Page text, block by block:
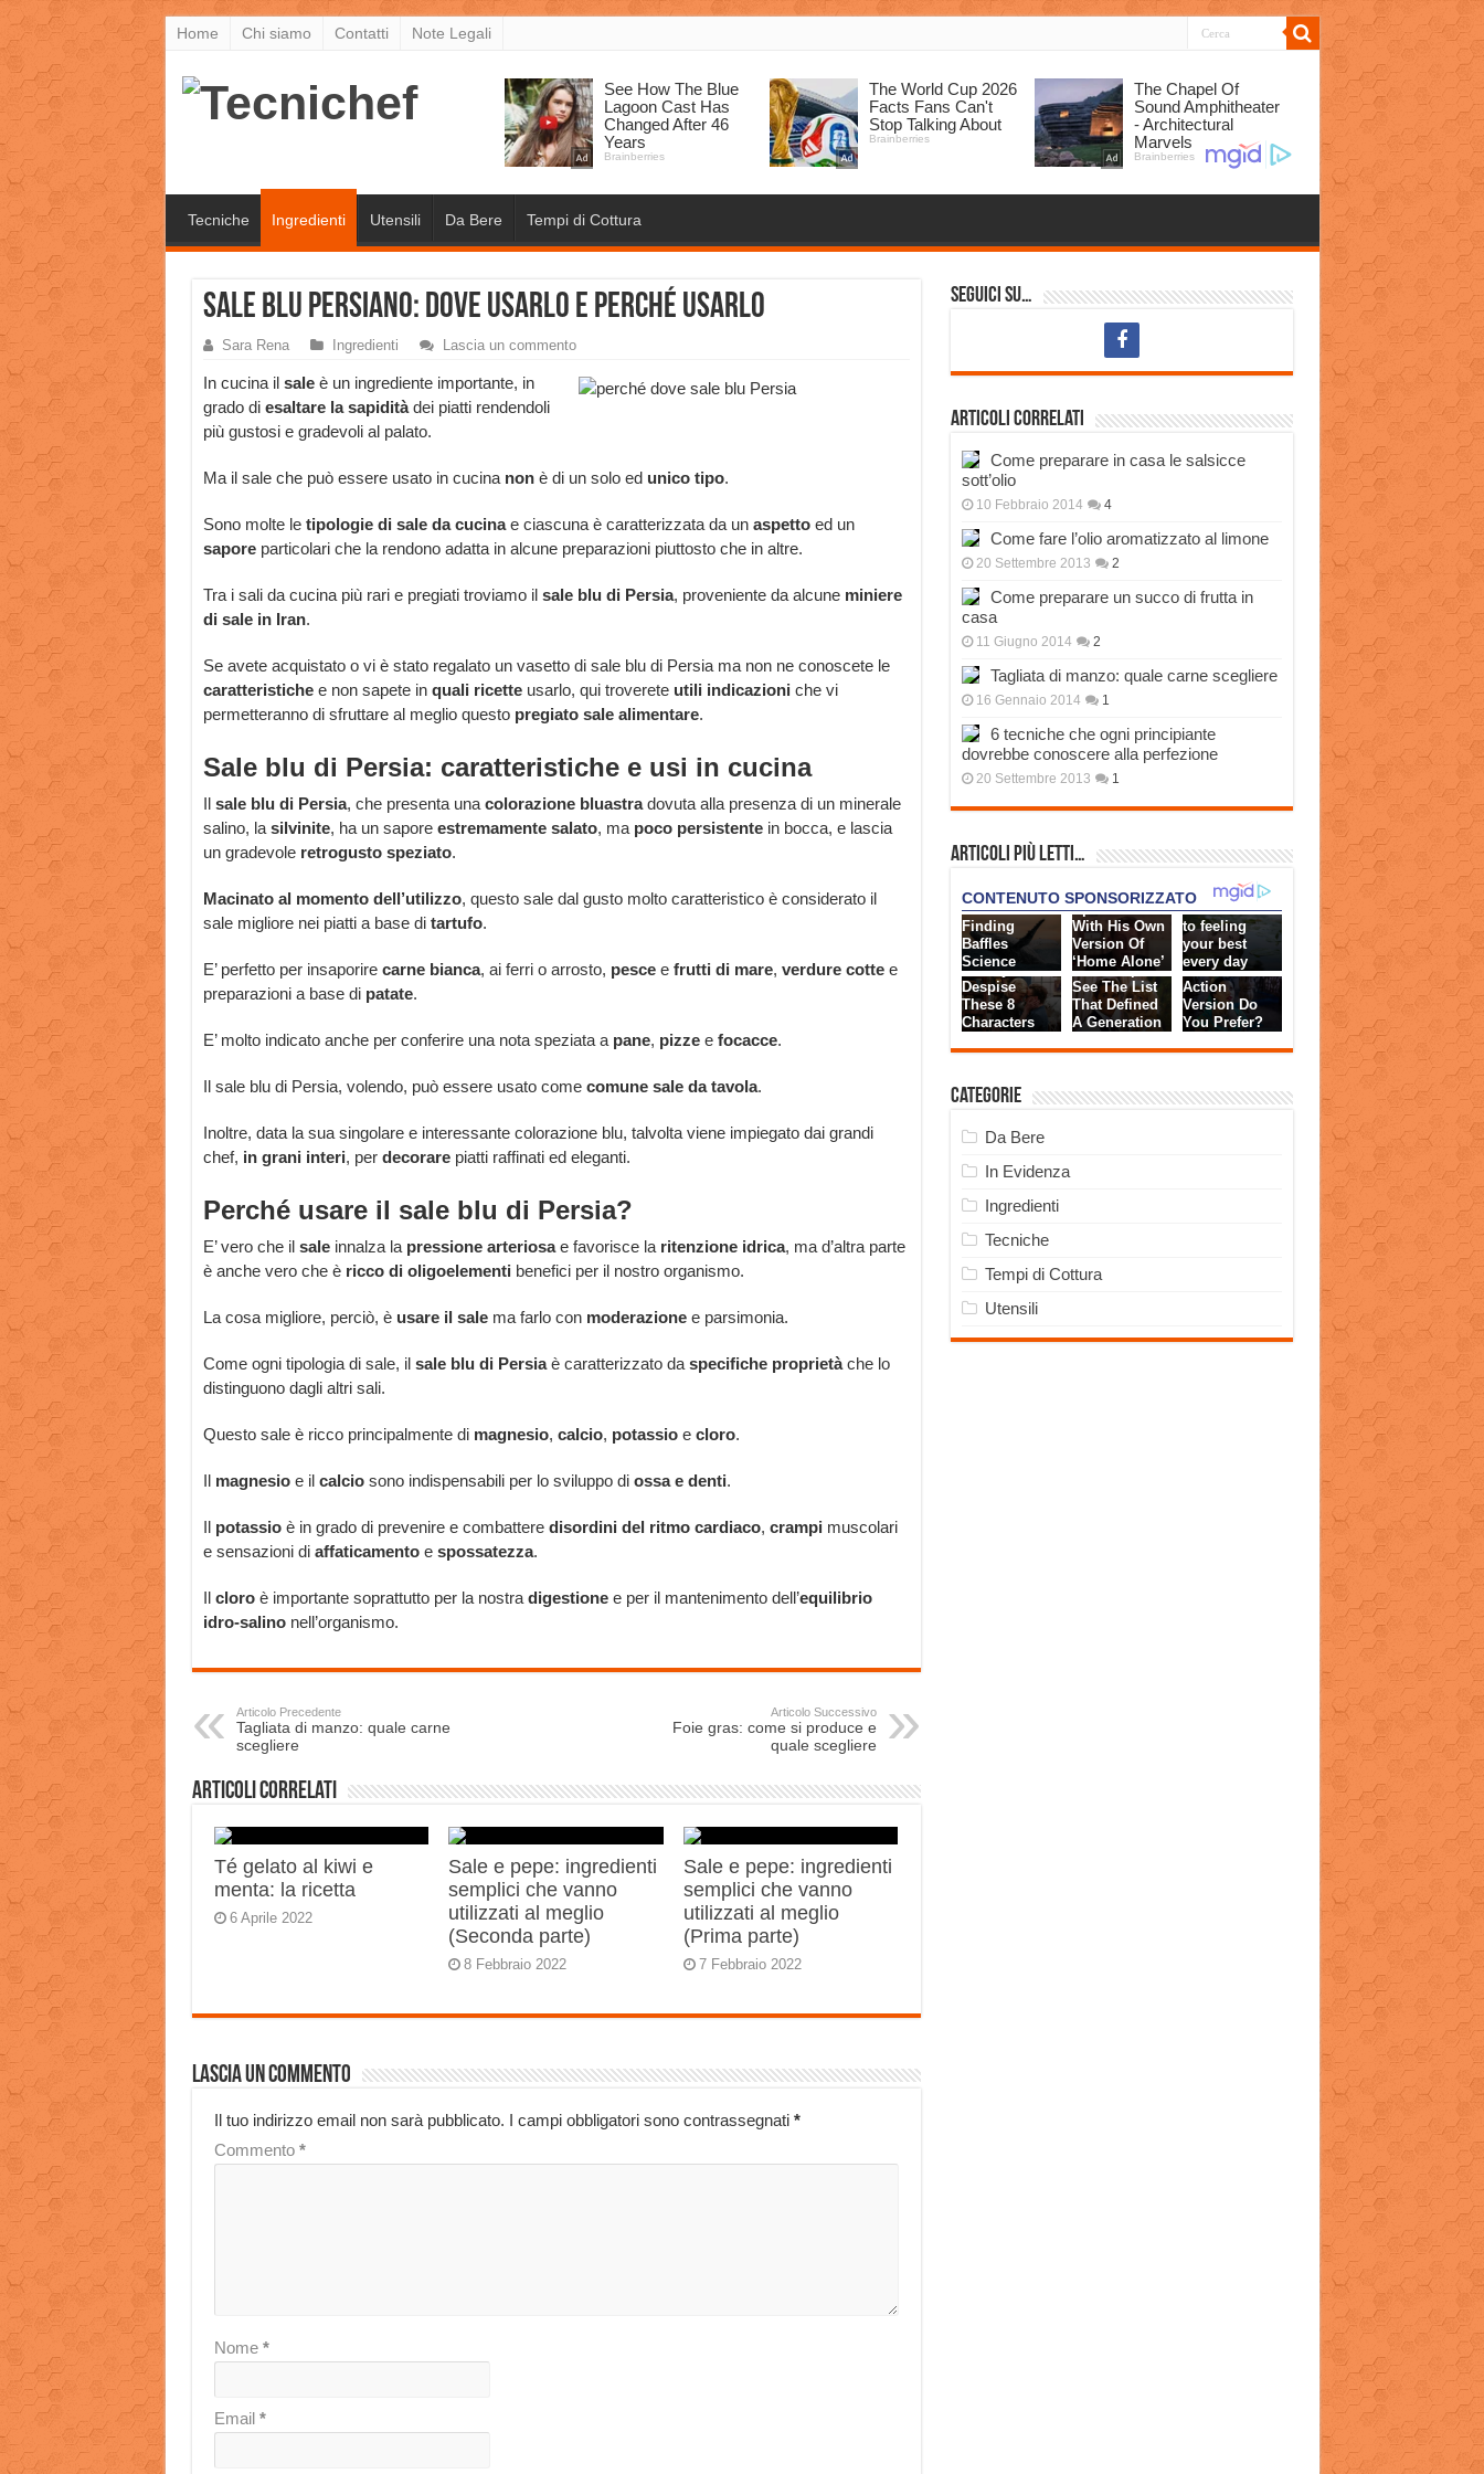
Home Chi siamo Contatti Note Legali
Tecniche Ingredienti Utensili Da Bere Tempi di Cottura
Sale blu persiano: dove usarlo e perché usarlo
Sara Rena Ingredienti Lascia un commento
In cucina il saleè un ingrediente importante, in
grado diesaltare la sapiditàdei piatti rendendoli
più gustosi e gradevoli al palato.
Ma il sale che può essere usato in cucina nonè di un solo edunico tipo.
Sono molte le tipologie di sale da cucinae ciascuna è caratterizzata da unaspettoed un
saporeparticolari che la rendono adatta in alcune preparazioni piuttosto che in altre.
Tra i sali da cucina più rari e pregiati troviamo ilsale blu di Persia, proveniente da alcuneminiere
di sale in Iran.
Se avete acquistato o vi è stato regalato un vasetto di sale blu di Persia ma non ne conoscete le
caratteristichee non sapete in quali ricetteusarlo, qui troverete utili indicazioni che vi
permetteranno di sfruttare al meglio questo pregiato sale alimentare.
Sale blu di Persia: caratteristiche e usi in cucina
Il sale blu di Persia, che presenta una colorazione bluastradovuta alla presenza di un minerale
salino, la silvinite, ha un sapore estremamente salato, ma poco persistentein bocca, e lascia
un gradevole retrogusto speziato.
Macinato al momento dell’utilizzo, questo sale dal gusto molto caratteristico è considerato il
sale migliore nei piatti a base di tartufo.
E’ perfetto per insaporire carne bianca, ai ferri o arrosto, pescee frutti di mare, verdure cottee
preparazioni a base di patate.
E’ molto indicato anche per conferire una nota speziata apane, pizzee focacce.
Il sale blu di Persia, volendo, può essere usato come comune sale da tavola.
Inoltre, data la sua singolare e interessante colorazione blu, talvolta viene impiegato dai grandi
chef, in grani interi, perdecorarepiatti raffinati ed eleganti.
Perché usare il sale blu di Persia?
E’ vero che il saleinnalza la pressione arteriosae favorisce la ritenzione idrica, ma d’altra parte
è anche vero che è ricco di oligoelementi benefici per il nostro organismo.
La cosa migliore, perciò, èusare il salema farlo con moderazionee parsimonia.
Come ogni tipologia di sale, il sale blu di Persiaè caratterizzato da specifiche proprietàche lo
distinguono dagli altri sali.
Questo sale è ricco principalmente di magnesio, calcio, potassioe cloro.
Il magnesioe il calciosono indispensabili per lo sviluppo di ossa e denti.
Il potassioè in grado di prevenire e combattere disordini del ritmo cardiaco, crampi muscolari
e sensazioni di affaticamentoe spossatezza.
Ilcloroè importante soprattutto per la nostra digestionee per il mantenimento dell’equilibrio
idro-salinonell’organismo.
Articolo Precedente
Tagliata di manzo: quale carne
scegliere
Articolo Successivo
Foie gras: come si produce e
quale scegliere
Articoli correlati
Té gelato al kiwi e
menta: la ricetta
6 Aprile 2022
Sale e pepe: ingredienti
semplici che vanno
utilizzati al meglio
(Seconda parte)
8 Febbraio 2022
Sale e pepe: ingredienti
semplici che vanno
utilizzati al meglio
(Prima parte)
7 Febbraio 2022
Lascia un commento
Il tuo indirizzo email non sarà pubblicato. I campi obbligatori sono contrassegnati *
Commento *
Nome *
Email *
Seguici su…
Articoli correlati
Come preparare in casa le salsicce
sott’olio
10 Febbraio 2014 4
Come fare l’olio aromatizzato al limone
20 Settembre 2013 2
Come preparare un succo di frutta in
casa
11 Giugno 2014 2
Tagliata di manzo: quale carne scegliere
16 Gennaio 2014 1
6 tecniche che ogni principiante
dovrebbe conoscere alla perfezione
20 Settembre 2013 1
Articoli più Letti…
Categorie
Da Bere
In Evidenza
Ingredienti
Tecniche
Tempi di Cottura
Utensili